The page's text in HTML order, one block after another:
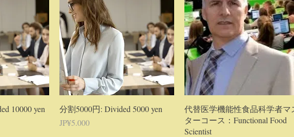
10000 yen
Tampilan Cepat
分割5000円: Divided 5000 yen
Harga
JP¥5.000
Tampilan Cepat
代替医学機能性食品科学者マ
ターコース：Functional Food
Scientist